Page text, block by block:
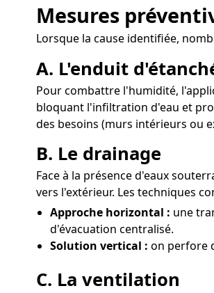
Mesures
Lorsque la cause identifiée,
A. L'enduit
Pour combattre l'humidité,
bloquant l'infiltration d'eau et
des besoins (murs intérieurs ou
B. Le drainage
Face à la présence d'eaux
vers l'extérieur. Les techniques
Approche horizontal : une
d'évacuation centralisé.
Solution vertical : on perfore
C. La ventilation